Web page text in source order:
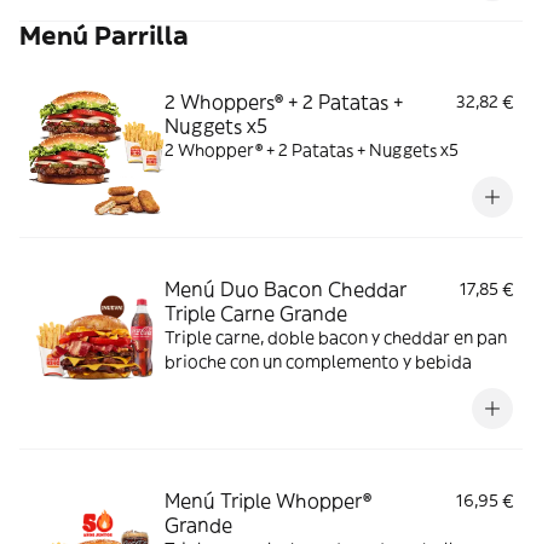
Menú Parrilla
2 Whoppers® + 2 Patatas +
Nuggets x5
32,82 €
2 Whopper® + 2 Patatas + Nuggets x5
Menú Duo Bacon Cheddar
Triple Carne Grande
17,85 €
Triple carne, doble bacon y cheddar en pan
brioche con un complemento y bebida
Menú Triple Whopper®
Grande
16,95 €